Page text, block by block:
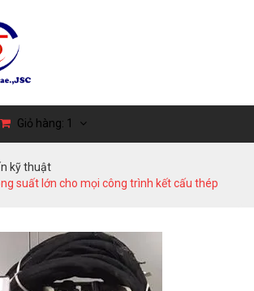
Giỏ hàng: 1
kỹ thuật
suất lớn cho mọi công trình kết cấu thép